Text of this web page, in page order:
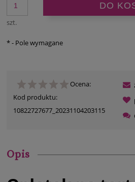
szt.
DO
*- Pole wymagane
Ocena:
Kod produktu:
10822727677_20231104203115
Opis